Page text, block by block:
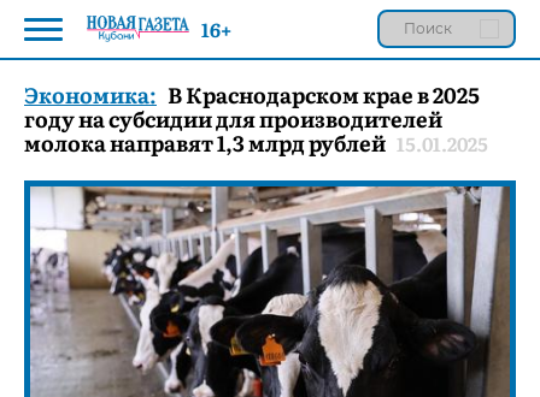
Экономика: В Краснодарском крае в 2025
году на субсидии для производителей
молока направят 1,3 млрд рублей 15.01.2025
16+